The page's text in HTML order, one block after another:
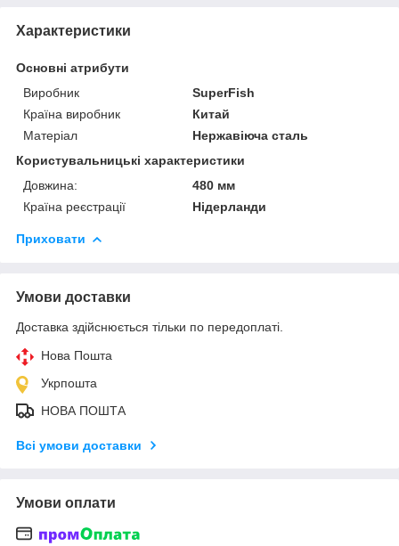
Характеристики
Основні атрибути
Виробник
SuperFish
Країна виробник
Китай
Матеріал
Нержавіюча сталь
Користувальницькі характеристики
Довжина:
480 мм
Країна реєстрації
Нідерланди
Приховати
Умови доставки
Доставка здійснюється тільки по передоплаті.
Нова Пошта
Укрпошта
НОВА ПОШТА
Всі умови доставки
Умови оплати